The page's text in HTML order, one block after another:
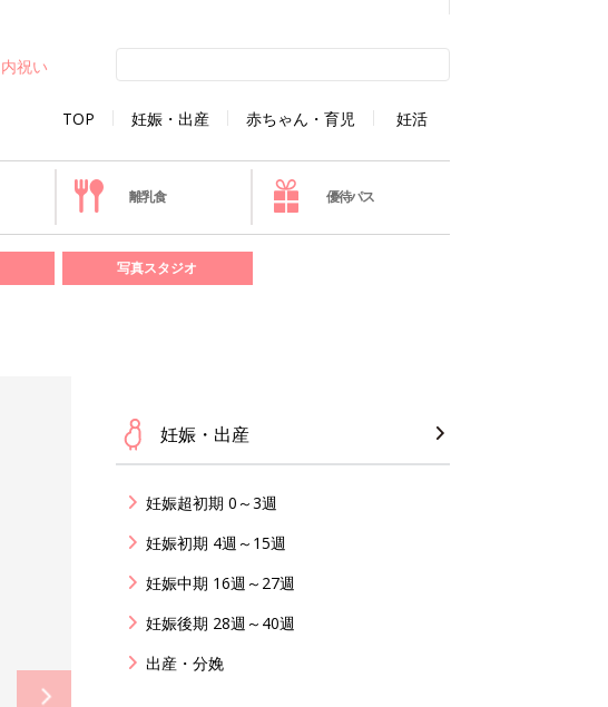
TOP 妊娠・出産 赤ちゃん・育児 妊活
内祝い
離乳食 優待パス
写真スタジオ
妊娠・出産
妊娠超初期 0～3週
妊娠初期 4週～15週
妊娠中期 16週～27週
妊娠後期 28週～40週
出産・分娩